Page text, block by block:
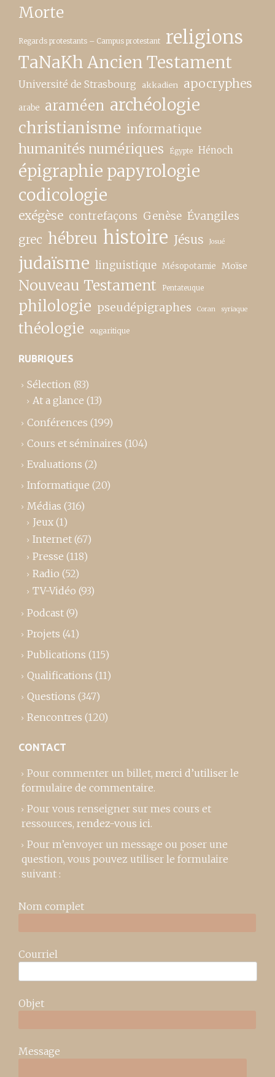
Morte
Regards protestants – Campus protestant religions
TaNaKh Ancien Testament
Université de Strasbourg akkadien apocryphes
arabe araméen archéologie
christianisme informatique
humanités numériques Égypte Hénoch
épigraphie papyrologie
codicologie
exégèse contrefaçons Genèse Évangiles
grec hébreu histoire Jésus Josué
judaïsme linguistique Mésopotamie Moïse
Nouveau Testament Pentateuque
philologie pseudépigraphes Coran syriaque
théologie ougaritique
RUBRIQUES
Sélection (83)
At a glance (13)
Conférences (199)
Cours et séminaires (104)
Evaluations (2)
Informatique (20)
Médias (316)
Jeux (1)
Internet (67)
Presse (118)
Radio (52)
TV-Vidéo (93)
Podcast (9)
Projets (41)
Publications (115)
Qualifications (11)
Questions (347)
Rencontres (120)
CONTACT
Pour commenter un billet, merci d’utiliser le
formulaire de commentaire.
Pour vous renseigner sur mes cours et
ressources, rendez-vous ici.
Pour m’envoyer un message ou poser une
question, vous pouvez utiliser le formulaire
suivant :
Nom complet
Courriel
Objet
Message